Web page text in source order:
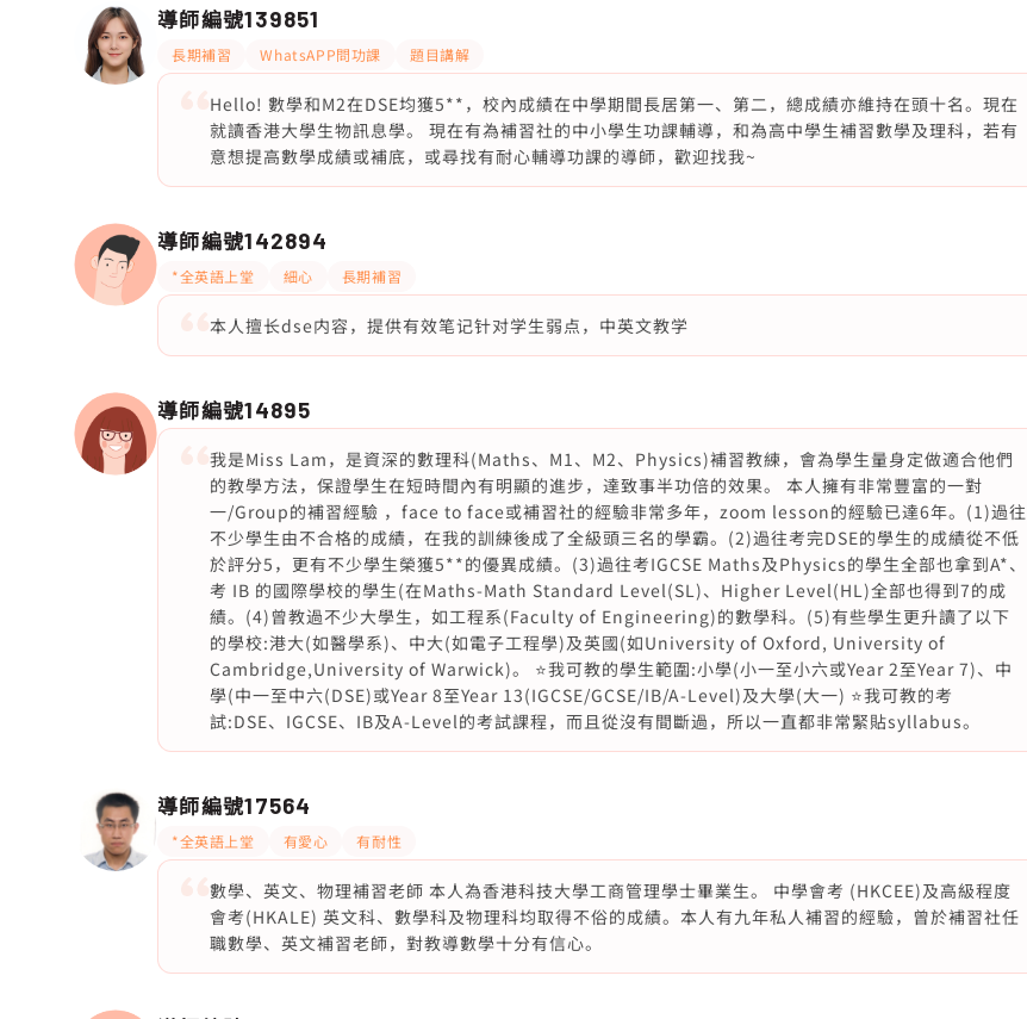
導師編號139851
長期補習 WhatsAPP問功課 題目講解
Hello! 數學和M2在DSE均獲5**，校內成績在中學期間長居第一、第二，總成績亦維持在頭十名。現在
就讀香港大學生物訊息學。 現在有為補習社的中小學生功課輔導，和為高中學生補習數學及理科，若有
意想提高數學成績或補底，或尋找有耐心輔導功課的導師，歡迎找我~
導師編號142894
*全英語上堂 細心 長期補習
本人擅长dse内容，提供有效笔记针对学生弱点，中英文教学
導師編號14895
我是Miss Lam，是資深的數理科(Maths、M1、M2、Physics)補習教練，會為學生量身定做適合他們
的教學方法，保證學生在短時間內有明顯的進步，達致事半功倍的效果。 本人擁有非常豐富的一對
一/Group的補習經驗 ，face to face或補習社的經驗非常多年，zoom lesson的經驗已達6年。(1)過往
不少學生由不合格的成績，在我的訓練後成了全級頭三名的學霸。(2)過往考完DSE的學生的成績從不低
於評分5，更有不少學生榮獲5**的優異成績。(3)過往考IGCSE Maths及Physics的學生全部也拿到A*、
考 IB 的國際學校的學生(在Maths-Math Standard Level(SL)、Higher Level(HL)全部也得到7的成
績。(4)曾教過不少大學生，如工程系(Faculty of Engineering)的數學科。(5)有些學生更升讀了以下
的學校:港大(如醫學系)、中大(如電子工程學)及英國(如University of Oxford, University of
Cambridge,University of Warwick)。 ⭐️我可教的學生範圍:小學(小一至小六或Year 2至Year 7)、中
學(中一至中六(DSE)或Year 8至Year 13(IGCSE/GCSE/IB/A-Level)及大學(大一) ⭐️我可教的考
試:DSE、IGCSE、IB及A-Level的考試課程，而且從沒有間斷過，所以一直都非常緊貼syllabus。
導師編號17564
*全英語上堂 有愛心 有耐性
數學、英文、物理補習老師 本人為香港科技大學工商管理學士畢業生。 中學會考 (HKCEE)及高級程度
會考(HKALE) 英文科、數學科及物理科均取得不俗的成績。本人有九年私人補習的經驗，曾於補習社任
職數學、英文補習老師，對教導數學十分有信心。